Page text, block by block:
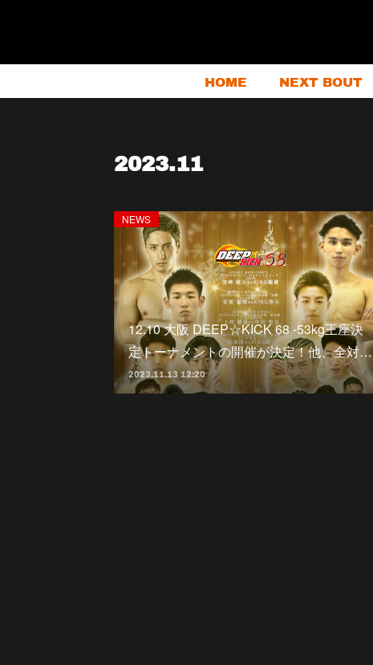
HOME NEXT BOUT
2023.11
NEWS
12.10 大阪 DEEP☆KICK 68 -53kg王座決
定トーナメントの開催が決定！他、全対…
2023.11.13 12:20